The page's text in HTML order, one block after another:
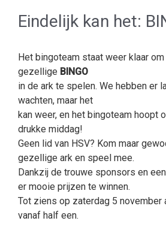
Eindelijk kan het:
Het bingoteam staat weer klaar
gezellige BINGO
in de ark te spelen. We hebben er
wachten, maar het
kan weer, en het bingoteam hoopt
drukke middag!
Geen lid van HSV? Kom maar
gezellige ark en speel mee.
Dankzij de trouwe sponsors en
er mooie prijzen te winnen.
Tot ziens op zaterdag 5 november
vanaf half een.